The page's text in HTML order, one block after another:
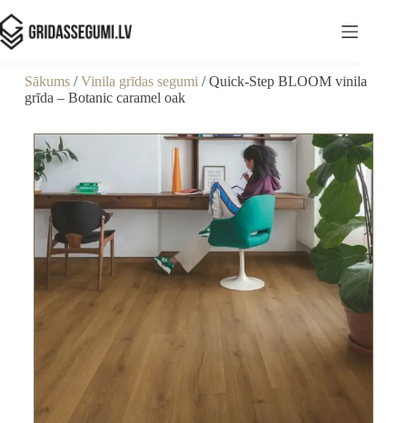
Sākums/Vinila grīdas segumi / Quick-Step BLOOM vinila
grīda – Botanic caramel oak